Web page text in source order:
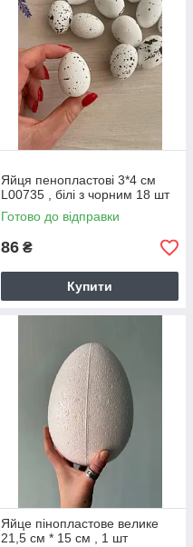
Яйця пенопластові 3*4 см
L00735 , білі з чорним 18 шт
Готово до відправки
86 ₴
Купити
Яйце пінопластове велике
21,5 см * 15 см , 1 шт